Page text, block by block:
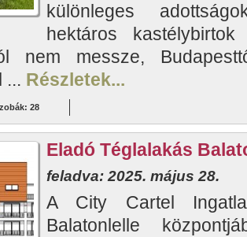
különleges
hektáros
nem messze,
... Részletek...
28
Eladó Téglalakás
feladva: 2025. május 28.
A City Cartel
Balatonlelle